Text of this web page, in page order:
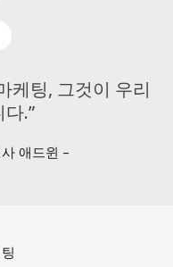
케팅, 그것이 우리
.”
애드윈 –